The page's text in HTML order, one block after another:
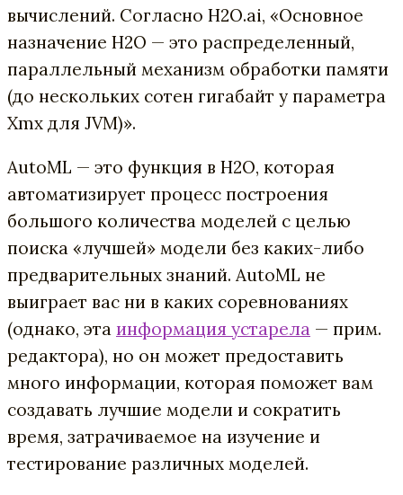
вычислений. Согласно H2O.ai, «Основное
назначение H2O — это распределенный,
параллельный механизм обработки памяти
(до нескольких сотен гигабайт у параметра
Xmx для JVM)».
AutoML — это функция в H2O, которая
автоматизирует процесс построения
большого количества моделей с целью
поиска «лучшей» модели без каких-либо
предварительных знаний. AutoML не
выиграет вас ни в каких соревнованиях
(однако, эта информация устарела — прим.
редактора), но он может предоставить
много информации, которая поможет вам
создавать лучшие модели и сократить
время, затрачиваемое на изучение и
тестирование различных моделей.